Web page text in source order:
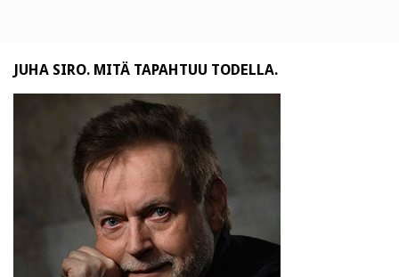
JUHA SIRO. MITÄ TAPAHTUU TODELLA.